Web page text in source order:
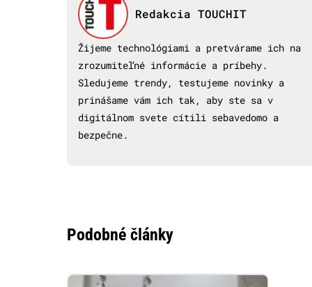
Redakcia TOUCHIT
Žijeme technológiami a pretvárame ich na
zrozumiteľné informácie a príbehy.
Sledujeme trendy, testujeme novinky a
prinášame vám ich tak, aby ste sa v
digitálnom svete cítili sebavedomo a
bezpečne.
Podobné články